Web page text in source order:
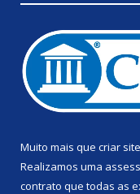
Muito mais que criar site
Realizamos uma
contrato que todas as